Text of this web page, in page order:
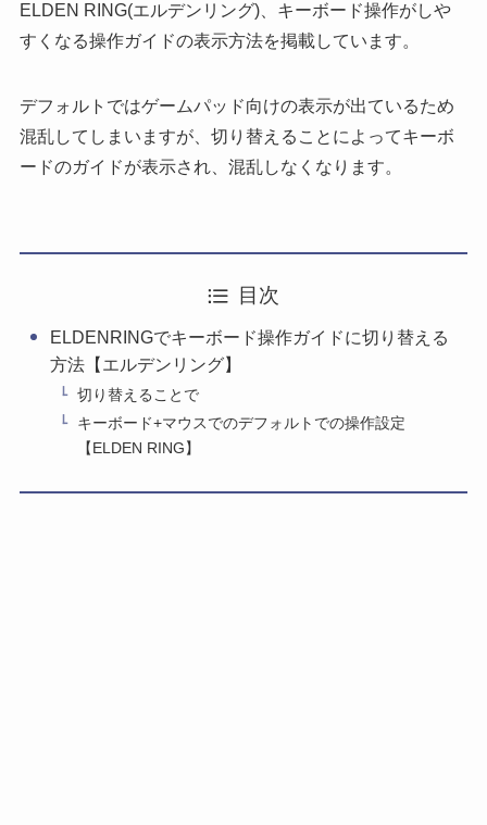
ELDEN RING(エルデンリング)、キーボード操作がしや
すくなる操作ガイドの表示方法を掲載しています。
デフォルトではゲームパッド向けの表示が出ているため
混乱してしまいますが、切り替えることによってキーボ
ードのガイドが表示され、混乱しなくなります。
目次
ELDENRINGでキーボード操作ガイドに切り替える
方法【エルデンリング】
切り替えることで
キーボード+マウスでのデフォルトでの操作設定
【ELDEN RING】